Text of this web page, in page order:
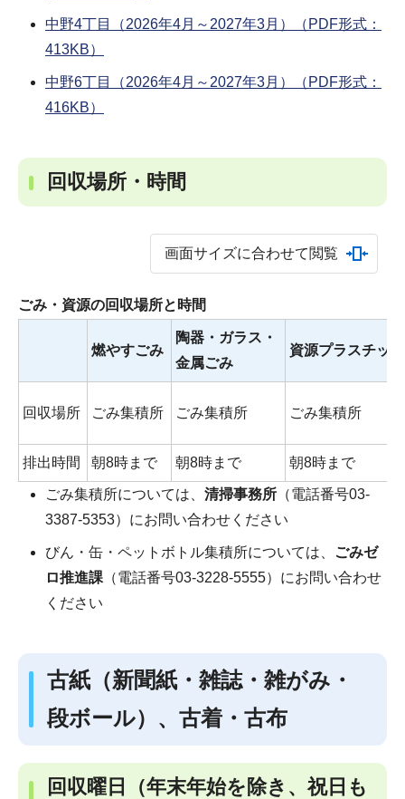
中野4丁目（2026年4月～2027年3月）（PDF形式：
413KB）
中野6丁目（2026年4月～2027年3月）（PDF形式：
416KB）
回収場所・時間
画面サイズに合わせて閲覧
ごみ・資源の回収場所と時間
燃やすごみ
陶器・ガラス・
金属ごみ
資源プラスチック
回収場所 ごみ集積所 ごみ集積所 ごみ集積所
排出時間 朝8時まで 朝8時まで 朝8時まで
ごみ集積所については、 清掃事務所 （電話番号03-
3387-5353）にお問い合わせください
びん・缶・ペットボトル集積所については、
ごみゼ
ロ推進課 （電話番号03-3228-5555）にお問い合わせ
ください
古紙（新聞紙・雑誌・雑がみ・
段ボール）、古着・古布
回収曜日
（年末年始を除き、祝日も